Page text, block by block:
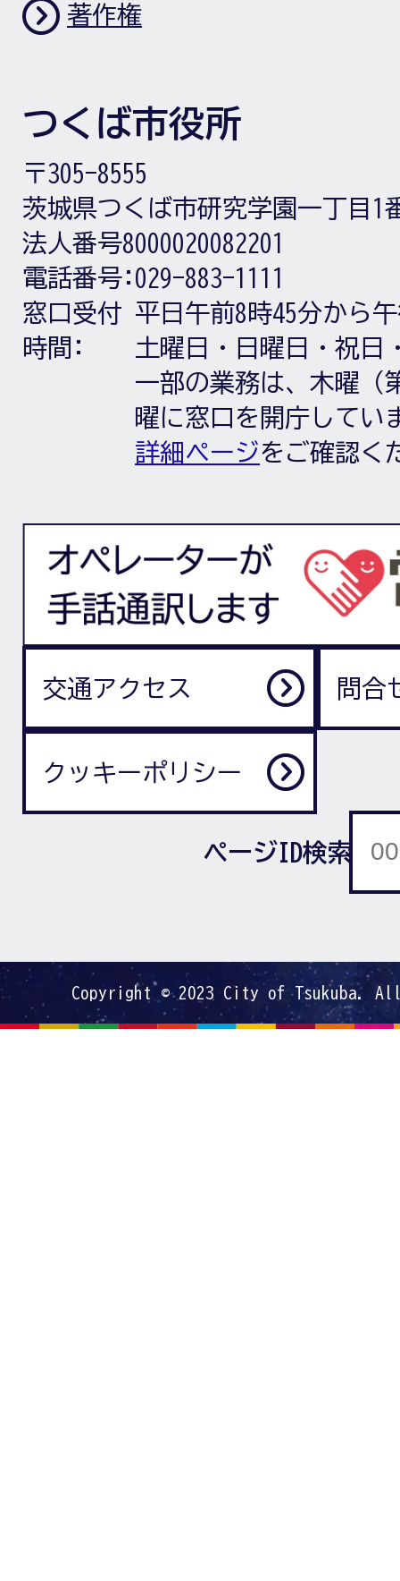
著作権
つくば市役所
〒305-8555
茨城県つくば市研究学園一丁目1
法人番号8000020082201
電話番号: 029-883-1111
窓口受付
時間:
平日午前8時45分から
土曜日・日曜日・祝日
一部の業務は、木曜（
曜に窓口を開庁してい
詳細ページをご確認く
交通アクセス 問合
クッキーポリシー
ページID検索
Copyright © 2023 City of Tsukuba.